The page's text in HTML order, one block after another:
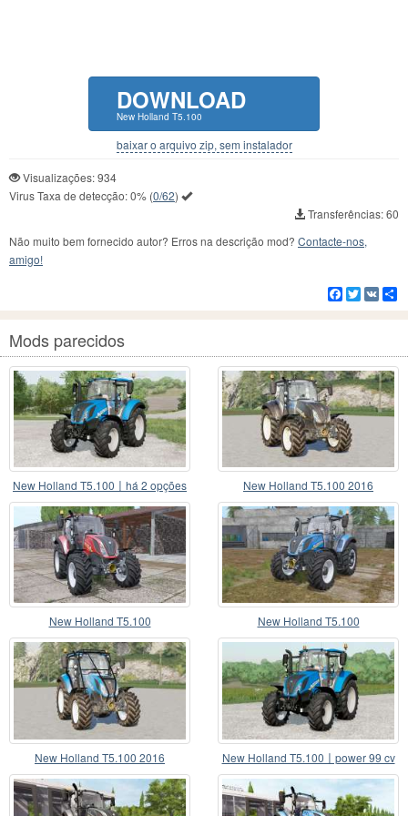
DOWNLOAD
New Holland T5.100
baixar o arquivo zip, sem instalador
Visualizações: 934
Virus Taxa de detecção:0% (0/62)
Transferências: 60
Não muito bem fornecido autor? Erros na descrição mod? Contacte-nos,
amigo!
Facebook
Twitter
VK
Mods parecidos
New Holland T5.100〡há 2 opções
de motor
New Holland T5.100 2016
New Holland T5.100 New Holland T5.100
New Holland T5.100 2016
New Holland T5.100〡power 99 cv
ou 117 cv